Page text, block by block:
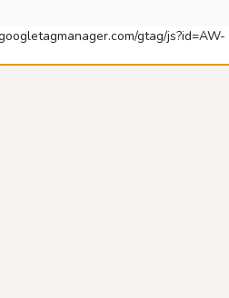
gtag/js?id=AW-